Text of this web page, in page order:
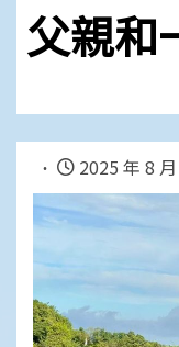
父親和
2025 年 8